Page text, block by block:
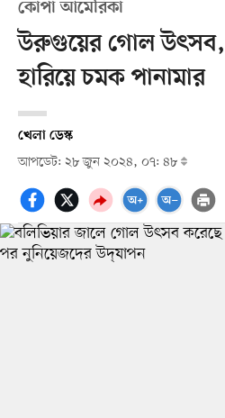
কোপা আমেরিকা
উরুগুয়ের গোল উৎসব,
হারিয়ে চমক পানামার
খেলা ডেস্ক
আপডেট: ২৮ জুন ২০২৪, ০৭: ৪৮